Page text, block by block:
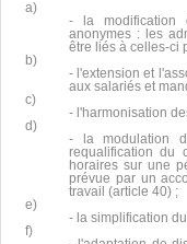
a)
- la modification
anonymes : les
être liés à celles-ci
b)
- l'extension et
aux salariés et
c)
- l'harmonisation
d)
- la modulation
requalification du
horaires sur une
prévue par un
travail (article 40) ;
e)
- la simplification
f)